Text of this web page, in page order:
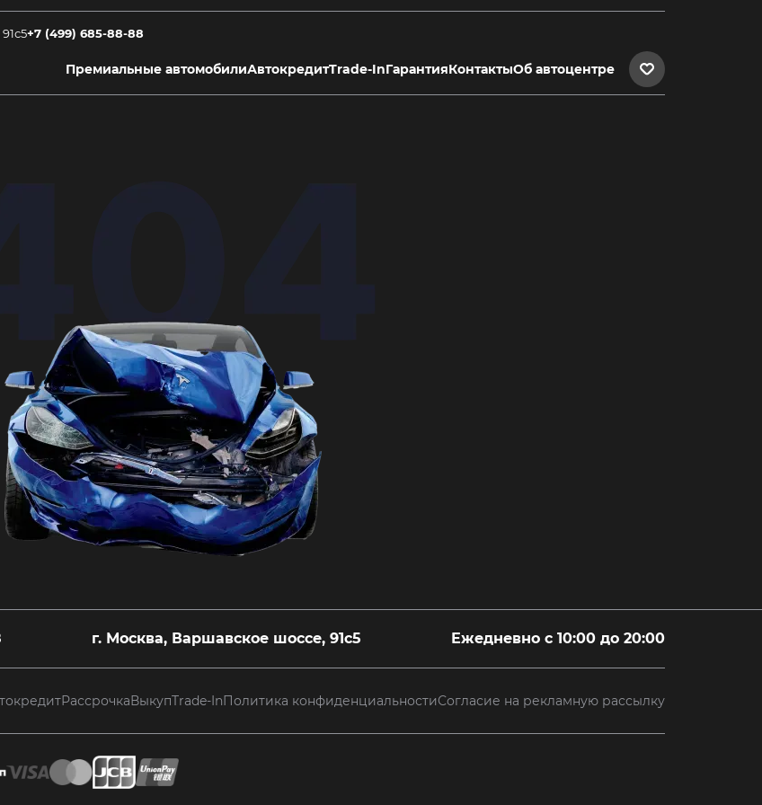
+7 (499) 685-88-88
Премиальные автомобилиАвтокредитTrade-InГарантияКонтактыОб автоцентре
г. Москва, Варшавское шоссе, 91с5 Ежедневно с 10:00 до 20:00
РассрочкаВыкупTrade-InПолитика конфиденциальностиСогласие на рекламную рассылку